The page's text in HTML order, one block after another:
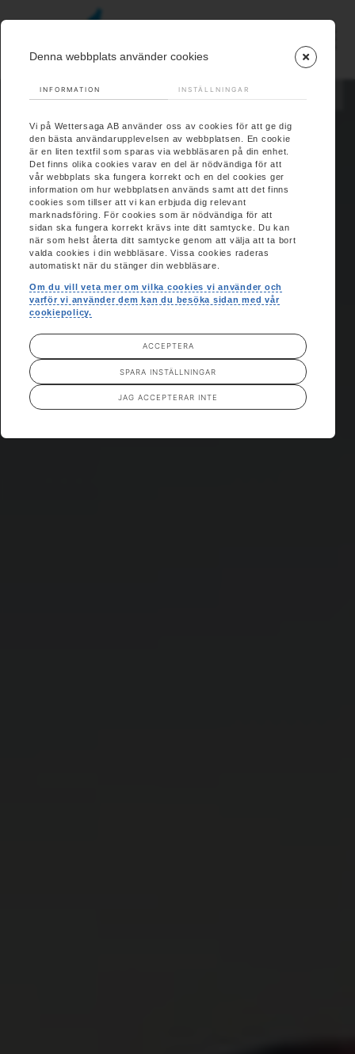
Denna webbplats använder cookies
INFORMATION INSTÄLLNINGAR
Vi på Wettersaga AB använder oss av cookies för att ge dig
den bästa användarupplevelsen av webbplatsen. En cookie
är en liten textfil som sparas via webbläsaren på din enhet.
Det finns olika cookies varav en del är nödvändiga för att
vår webbplats ska fungera korrekt och en del cookies ger
information om hur webbplatsen används samt att det finns
cookies som tillser att vi kan erbjuda dig relevant
marknadsföring. För cookies som är nödvändiga för att
sidan ska fungera korrekt krävs inte ditt samtycke. Du kan
när som helst återta ditt samtycke genom att välja att ta bort
valda cookies i din webbläsare. Vissa cookies raderas
automatiskt när du stänger din webbläsare.
Om du vill veta mer om vilka cookies vi använder och
varför vi använder dem kan du besöka sidan med vår
cookiepolicy.
JAG ACCEPTERAR INTE
SPARA INSTÄLLNINGAR
ACCEPTERA